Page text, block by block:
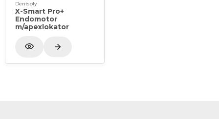
Dentsply
X-Smart Pro+
Endomotor
m/apexlokator